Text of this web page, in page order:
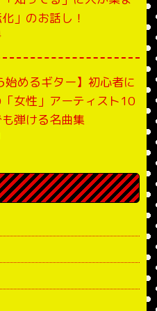
」のお話し！
始めるギター】初心者に
女性」アーティスト10
弾ける名曲集